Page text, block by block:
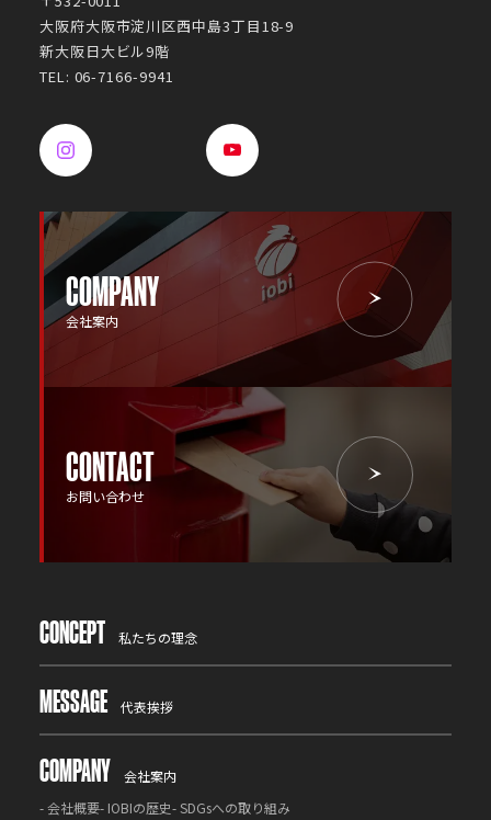
大阪府大阪市淀川区西中島3丁目18-9
新大阪日大ビル9階
TEL: 06-7166-9941
COMPANY
会社案内
CONTACT
お問い合わせ
CONCEPT 私たちの理念
MESSAGE 代表挨拶
COMPANY
会社案内
-会社概要- IOBIの歴史-SDGsへの取り組み